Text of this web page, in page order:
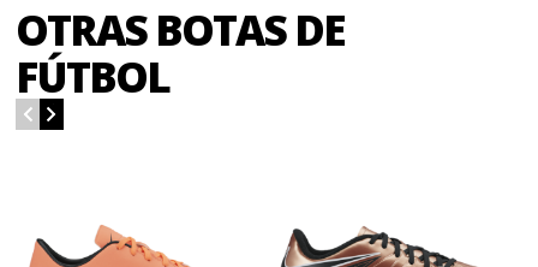
OTRAS BOTAS DE
FÚTBOL